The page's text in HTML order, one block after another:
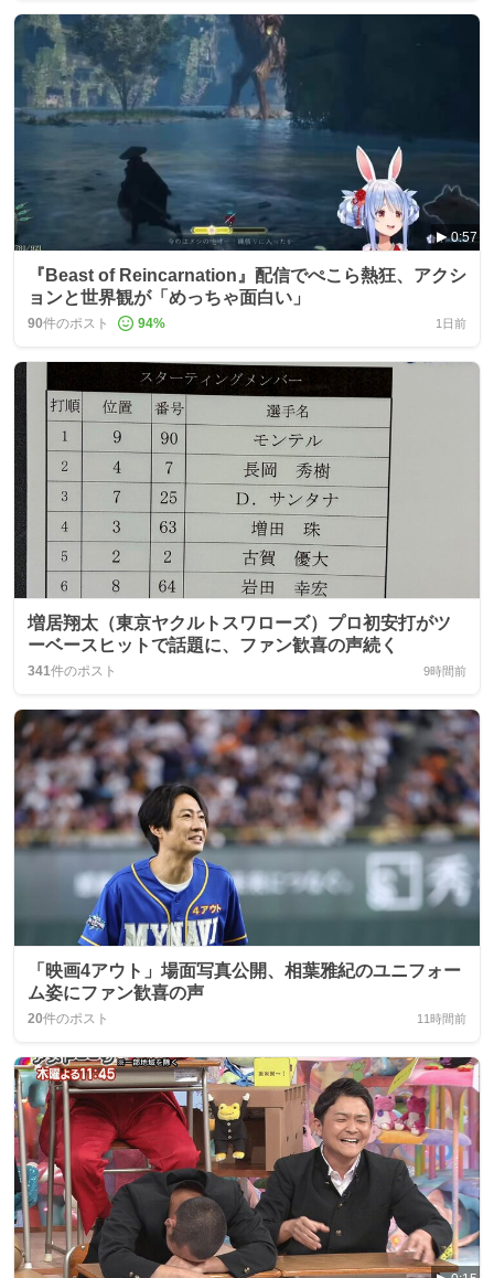
0:57
『Beast of Reincarnation』配信でぺこら熱狂、アクシ
ョンと世界観が「めっちゃ面白い」
90件のポスト 94% 1日前
増居翔太（東京ヤクルトスワローズ）プロ初安打がツ
ーベースヒットで話題に、ファン歓喜の声続く
341件のポスト 9時間前
「映画4アウト」場面写真公開、相葉雅紀のユニフォー
ム姿にファン歓喜の声
20件のポスト 11時間前